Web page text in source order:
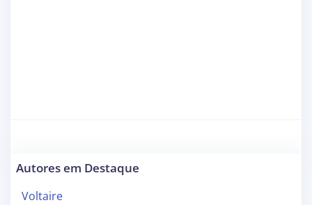
Autores em Destaque
Voltaire